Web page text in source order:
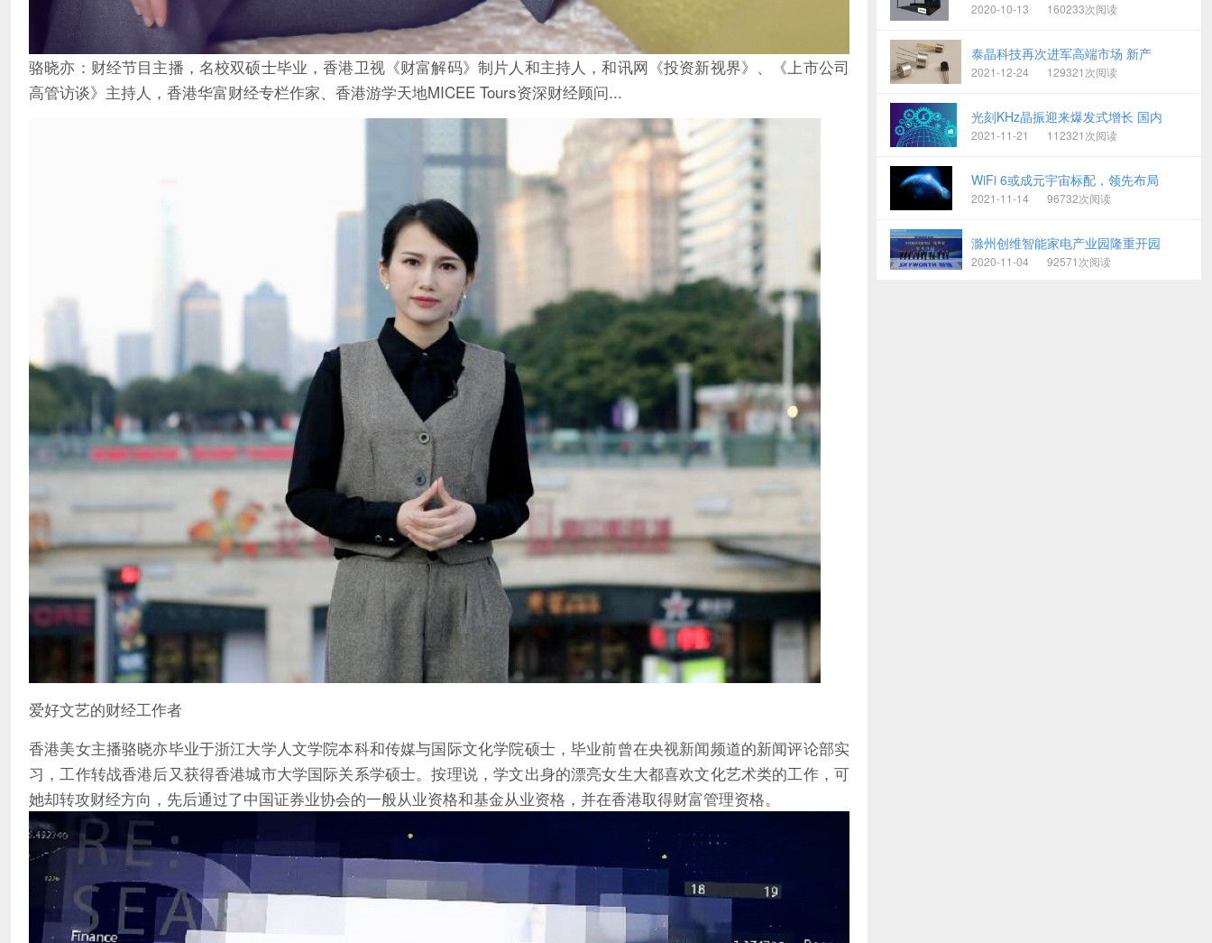
骆晓亦：财经节目主播，名校双硕士毕业，香港卫视《财富解码》制片人和主持人，和讯网《投资新视界》、《上市公司
高管访谈》主持人，香港华富财经专栏作家、香港游学天地MICEE Tours资深财经顾问...
爱好文艺的财经工作者
香港美女主播骆晓亦毕业于浙江大学人文学院本科和传媒与国际文化学院硕士，毕业前曾在央视新闻频道的新闻评论部实
习，工作转战香港后又获得香港城市大学国际关系学硕士。按理说，学文出身的漂亮女生大都喜欢文化艺术类的工作，可
她却转攻财经方向，先后通过了中国证券业协会的一般从业资格和基金从业资格，并在香港取得财富管理资格。
2020-10-13 160233次阅读
泰晶科技再次进军高端市场 新产
2021-12-24 129321次阅读
光刻KHz晶振迎来爆发式增长 国内
2021-11-21 112321次阅读
WiFi 6或成元宇宙标配，领先布局
2021-11-14 96732次阅读
滁州创维智能家电产业园隆重开园
2020-11-04 92571次阅读